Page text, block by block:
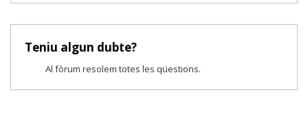
Teniu algun dubte?
Al fòrum resolem totes les qüestions.